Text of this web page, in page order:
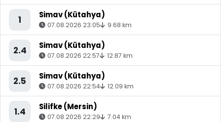
1 Simav (Kütahya)
07.08.2026 23:05 9.68 km
2.4 Simav (Kütahya)
07.08.2026 22:57 12.87 km
2.5 Simav (Kütahya)
07.08.2026 22:54 12.09 km
1.4 Silifke (Mersin)
07.08.2026 22:29 7.04 km